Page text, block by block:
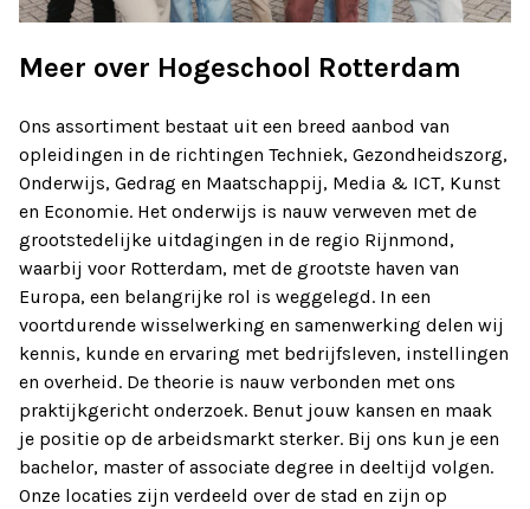
Meer over Hogeschool Rotterdam
Ons assortiment bestaat uit een breed aanbod van
opleidingen in de richtingen Techniek, Gezondheidszorg,
Onderwijs, Gedrag en Maatschappij, Media & ICT, Kunst
en Economie. Het onderwijs is nauw verweven met de
grootstedelijke uitdagingen in de regio Rijnmond,
waarbij voor Rotterdam, met de grootste haven van
Europa, een belangrijke rol is weggelegd. In een
voortdurende wisselwerking en samenwerking delen wij
kennis, kunde en ervaring met bedrijfsleven, instellingen
en overheid. De theorie is nauw verbonden met ons
praktijkgericht onderzoek. Benut jouw kansen en maak
je positie op de arbeidsmarkt sterker. Bij ons kun je een
bachelor, master of associate degree in deeltijd volgen.
Onze locaties zijn verdeeld over de stad en zijn op